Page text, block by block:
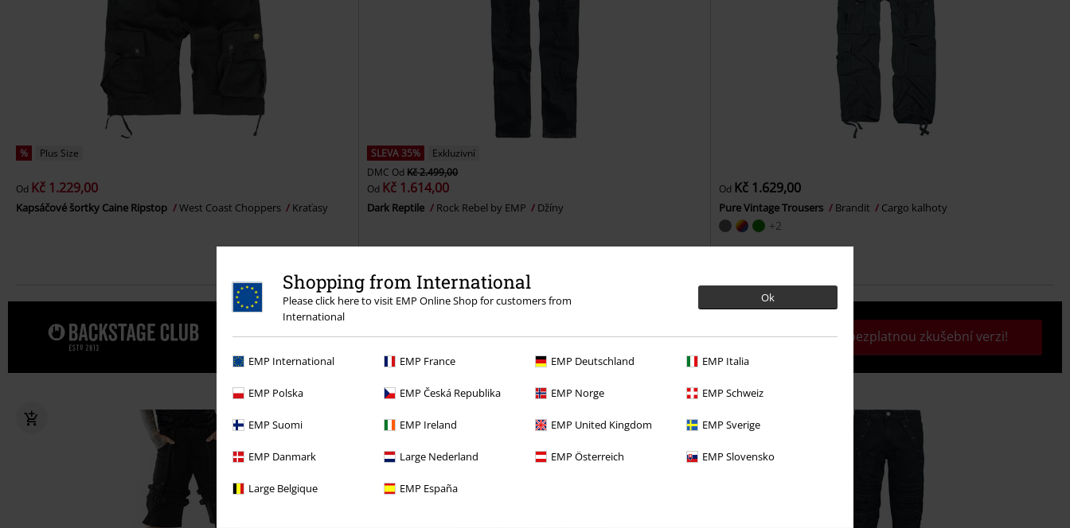
Shopping from International
Please click here to visit EMP Online Shop for customers from
International
Ok
EMP International EMP France EMP Deutschland EMP Italia
EMP Polska EMP Česká Republika EMP Norge EMP Schweiz
EMP Suomi EMP Ireland EMP United Kingdom EMP Sverige
EMP Danmark Large Nederland EMP Österreich EMP Slovensko
Large Belgique EMP España
% Plus Size
Od Kč 1.229,00
Kapsáčové šortky Caine Ripstop West Coast Choppers Kraťasy
SLEVA 35%
Exkluzivní
DMC OdKč 2.499,00
Od Kč 1.614,00
Dark Reptile Rock Rebel by EMP Džíny
Od Kč 1.629,00
Pure Vintage Trousers Brandit Cargo kalhoty
+2
Dopřejte si 30denní zkušební verzi našeho BACKSTAGE CLUB Aktivujte si svou bezplatnou zkušební verzi!